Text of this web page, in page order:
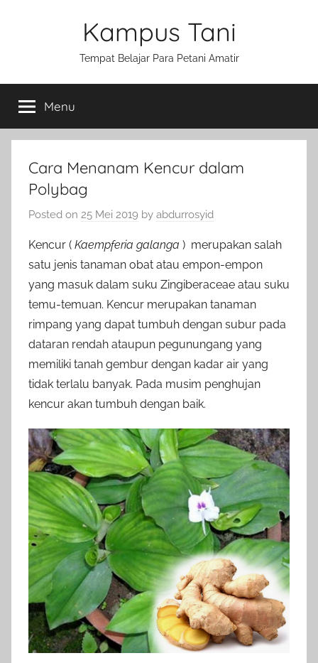
Kampus Tani
Tempat Belajar Para Petani Amatir
Menu
Cara Menanam Kencur dalam
Polybag
Posted on 25 Mei 2019 by abdurrosyid
Kencur ( Kaempferia galanga ) merupakan salah
satu jenis tanaman obat atau empon-empon
yang masuk dalam suku Zingiberaceae atau suku
temu-temuan. Kencur merupakan tanaman
rimpang yang dapat tumbuh dengan subur pada
dataran rendah ataupun pegunungang yang
memiliki tanah gembur dengan kadar air yang
tidak terlalu banyak. Pada musim penghujan
kencur akan tumbuh dengan baik.